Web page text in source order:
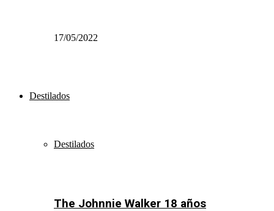
17/05/2022
Destilados
Destilados
The Johnnie Walker 18 años